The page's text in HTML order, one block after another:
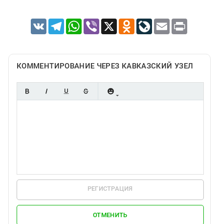
VK TelegramWhatsApp
Viber X Odnoklassniki
LiveJournal
Email Print
КОММЕНТИРОВАНИЕ ЧЕРЕЗ КАВКАЗСКИЙ УЗЕЛ
РЕГИСТРАЦИЯ
ОТМЕНИТЬ